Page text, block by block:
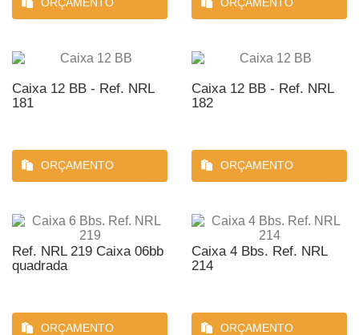
Caixa 12 BB - Ref. NRL
181
ORÇAMENTO
Caixa 12 BB - Ref. NRL
182
ORÇAMENTO
Ref. NRL 219 Caixa 06bb
quadrada
ORÇAMENTO
Caixa 4 Bbs. Ref. NRL
214
ORÇAMENTO